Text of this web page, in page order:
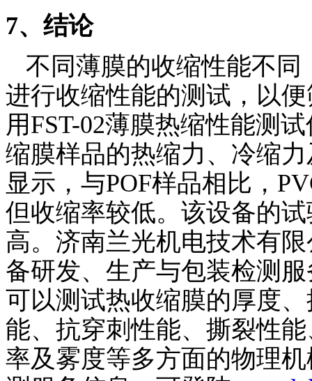
7、结论
不同薄膜的收缩性能不
进行收缩性能的测试，以
用FST-02薄膜热缩性能测
缩膜样品的热缩力、冷缩
显示，与POF样品相比，
但收缩率较低。该设备的
高。济南兰光机电技术有
备研发、生产与包装检测
可以测试热收缩膜的厚度
能、抗穿刺性能、撕裂性
率及雾度等多方面的物理